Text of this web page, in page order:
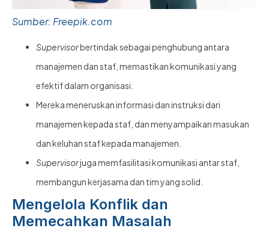
Sumber: Freepik.com
Supervisorbertindak sebagai penghubung antara
manajemen dan staf, memastikan komunikasi yang
efektif dalam organisasi.
Mereka meneruskan informasi dan instruksi dari
manajemen kepada staf, dan menyampaikan masukan
dan keluhan staf kepada manajemen.
Supervisorjuga memfasilitasi komunikasi antar staf,
membangun kerjasama dan tim yang solid.
Mengelola Konflik dan
Memecahkan Masalah